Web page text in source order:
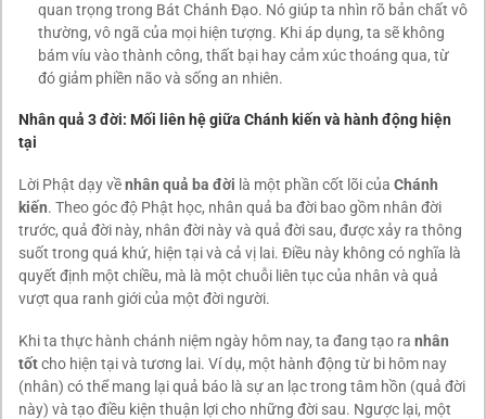
quan trọng trong Bát Chánh Đạo. Nó giúp ta nhìn rõ bản chất vô
thường, vô ngã của mọi hiện tượng. Khi áp dụng, ta sẽ không
bám víu vào thành công, thất bại hay cảm xúc thoáng qua, từ
đó giảm phiền não và sống an nhiên.
Nhân quả 3 đời: Mối liên hệ giữa Chánh kiến và hành động hiện
tại
Lời Phật dạy vềnhân quả ba đời là một phần cốt lõi của Chánh
kiến. Theo góc độ Phật học, nhân quả ba đời bao gồm nhân đời
trước, quả đời này, nhân đời này và quả đời sau, được xảy ra thông
suốt trong quá khứ, hiện tại và cả vị lai. Điều này không có nghĩa là
quyết định một chiều, mà là một chuỗi liên tục của nhân và quả
vượt qua ranh giới của một đời người.
Khi ta thực hành chánh niệm ngày hôm nay, ta đang tạo ra nhân
tốtcho hiện tại và tương lai. Ví dụ, một hành động từ bi hôm nay
(nhân) có thể mang lại quả báo là sự an lạc trong tâm hồn (quả đời
này) và tạo điều kiện thuận lợi cho những đời sau. Ngược lại, một